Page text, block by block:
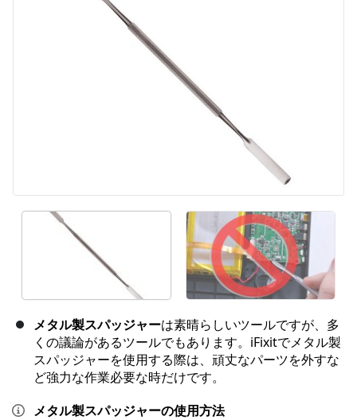
メタル製スパッジャーは素晴らしいツールですが、多
くの議論があるツールでもあります。iFixitでメタル製
スパッジャーを使用する際は、頑丈なパーツを外すな
ど強力な作業必要な時だけです。
メタル製スパッジャーの使用方法